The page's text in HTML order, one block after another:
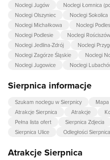
Noclegi Jugów
Noclegi Łomnica
Noclegi Olszyniec
Noclegi Sokolica
Noclegi Michałkowa
Noclegi
Noclegi Podlesie
Noclegi Rościszów
Noclegi Jedlina-Zdrój
Noclegi
Noclegi Zagórze Śląskie
Noclegi
Noclegi Jugowice
Noclegi
Sierpnica informacje
Szukam noclegu w Sierpnicy
Atrakcje Sierpnica
Atrakcje
Pełna lista ofert
Sierpnica Zdjecia
Sierpnica Ulice
Odległości Sierpnica
Atrakcje Sierpnica